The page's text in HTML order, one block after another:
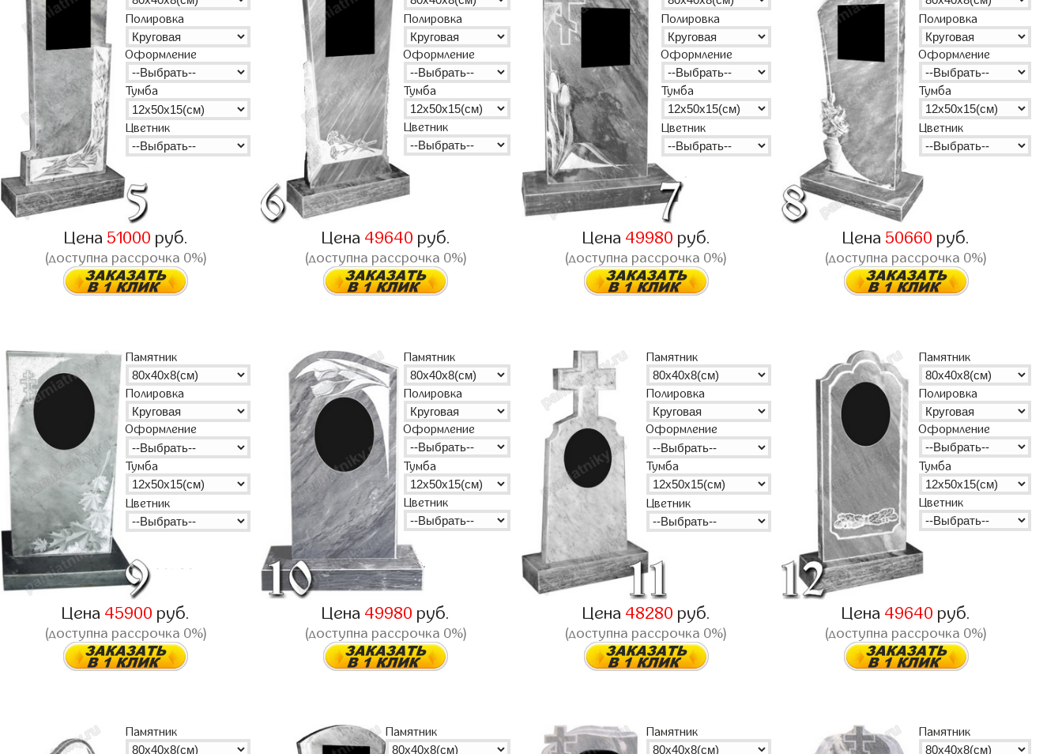
Полировка
Оформление
Тумба
Цветник
Цена 51000 руб.
(доступна рассрочка 0%)
Полировка
Оформление
Тумба
Цветник
Цена 49640 руб.
(доступна рассрочка 0%)
Полировка
Оформление
Тумба
Цветник
Цена 49980 руб.
(доступна рассрочка 0%)
Полировка
Оформление
Тумба
Цветник
Цена 50660 руб.
(доступна рассрочка 0%)
Памятник
Полировка
Оформление
Тумба
Цветник
Цена 45900 руб.
(доступна рассрочка 0%)
Памятник
Полировка
Оформление
Тумба
Цветник
Цена 49980 руб.
(доступна рассрочка 0%)
Памятник
Полировка
Оформление
Тумба
Цветник
Цена 48280 руб.
(доступна рассрочка 0%)
Памятник
Полировка
Оформление
Тумба
Цветник
Цена 49640 руб.
(доступна рассрочка 0%)
Памятник Памятник Памятник Памятник